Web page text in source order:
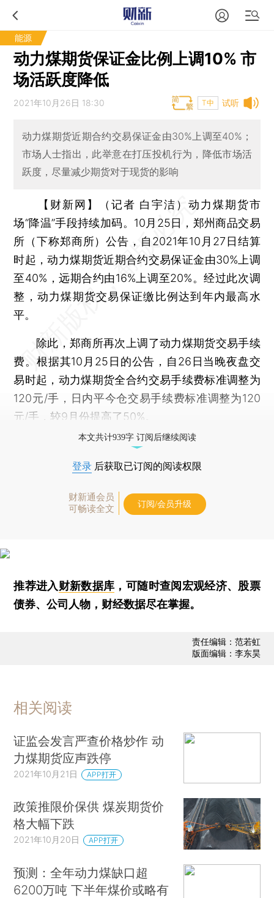
能源
动力煤期货保证金比例上调10% 市
场活跃度降低
试听
2021年10月26日 18:30 T中
动力煤期货近期合约交易保证金由30%上调至40%；
市场人士指出，此举意在打压投机行为，降低市场活
跃度，尽量减少期货对于现货的影响
【财新网】（记者 白宇洁）动力煤期货市
场“降温”手段持续加码。10月25日，郑州商品交易
所（下称郑商所）公告，自2021年10月27日结算
时起，动力煤期货近期合约交易保证金由30%上调
至40%，远期合约由16%上调至20%。经过此次调
整，动力煤期货交易保证缴比例达到年内最高水
平。
除此，郑商所再次上调了动力煤期货交易手续
费。根据其10月25日的公告，自26日当晚夜盘交
易时起，动力煤期货全合约交易手续费标准调整为
120元/手，日内平今仓交易手续费标准调整为120
元/手，较9月份提高了50%。
本文共计939字 订阅后继续阅读
登录 后获取已订阅的阅读权限
财新通会员
可畅读全文
订阅/会员升级
推荐进入财新数据库 ，可随时查阅宏观经济、股票
债券、公司人物，财经数据尽在掌握。
责任编辑：范若虹
版面编辑：李东昊
相关阅读
证监会发言严查价格炒作 动
力煤期货应声跌停
2021年10月21日 APP打开
政策推限价保供 煤炭期货价
格大幅下跌
2021年10月20日 APP打开
预测：全年动力煤缺口超
6200万吨 下半年煤价或略有